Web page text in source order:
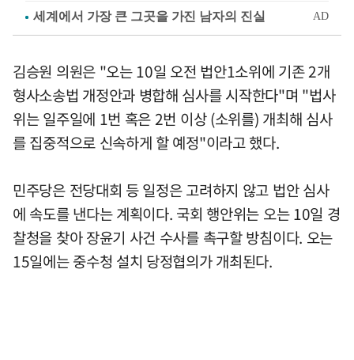
김승원 의원은 "오는 10일 오전 법안1소위에 기존 2개
형사소송법 개정안과 병합해 심사를 시작한다"며 "법사
위는 일주일에 1번 혹은 2번 이상 (소위를) 개최해 심사
를 집중적으로 신속하게 할 예정"이라고 했다.
민주당은 전당대회 등 일정은 고려하지 않고 법안 심사
에 속도를 낸다는 계획이다. 국회 행안위는 오는 10일 경
찰청을 찾아 장윤기 사건 수사를 촉구할 방침이다. 오는
15일에는 중수청 설치 당정협의가 개최된다.